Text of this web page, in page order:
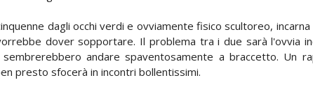
dagli occhi verdi e ovviamente fisico scultoreo,
dover sopportare. Il problema tra i due sarà l'ovvia
andare spaventosamente a braccetto. Un
presto sfocerà in incontri bollentissimi.